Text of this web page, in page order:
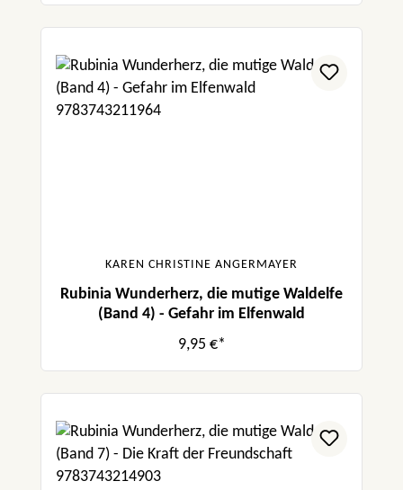
KAREN CHRISTINE ANGERMAYER
Rubinia Wunderherz, die mutige Waldelfe
(Band 4) - Gefahr im Elfenwald
9,95 €*